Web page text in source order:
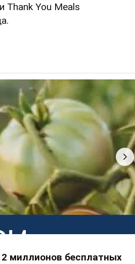
Thank You Meals
миллионов бесплатных